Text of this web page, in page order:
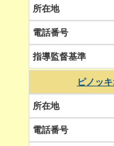
ピノッ